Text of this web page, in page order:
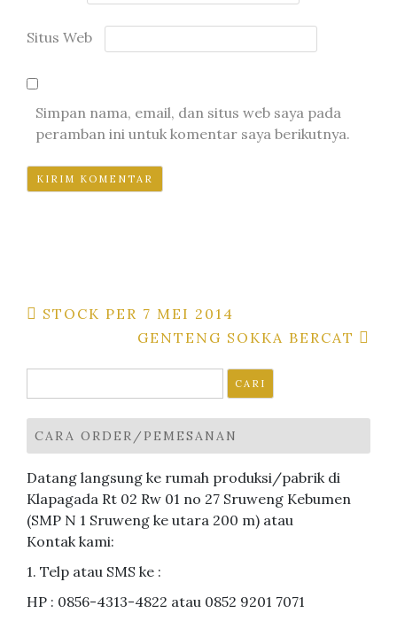
Situs Web
Simpan nama, email, dan situs web saya pada
peramban ini untuk komentar saya berikutnya.
Navigasi
STOCK PER 7 MEI 2014
GENTENG SOKKA BERCAT
untuk:
CARA ORDER/PEMESANAN
Datang langsung ke rumah produksi/pabrik di
Klapagada Rt 02 Rw 01 no 27 Sruweng Kebumen
(SMP N 1 Sruweng ke utara 200 m) atau
Kontak kami:
1. Telp atau SMS ke :
HP : 0856-4313-4822 atau 0852 9201 7071